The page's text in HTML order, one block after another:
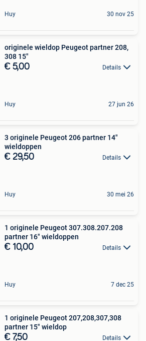
Huy 30 nov 25
originele wieldop Peugeot partner 208,
308 15"
€ 5,00 Details
Huy 27 jun 26
3 originele Peugeot 206 partner 14"
wieldoppen
€ 29,50 Details
Huy 30 mei 26
1 originele Peugeot 307.308.207.208
partner 16" wieldoppen
€ 10,00 Details
Huy 7 dec 25
1 originele Peugeot 207,208,307,308
partner 15" wieldop
€ 7,50 Details